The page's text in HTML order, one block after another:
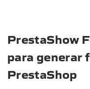
PrestaShow
para generar
PrestaShop